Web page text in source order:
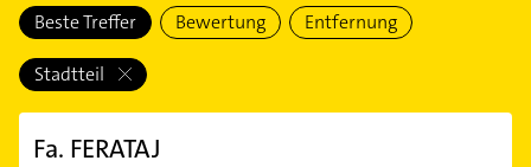
Beste Treffer Bewertung Entfernung
Stadtteil
Fa. FERATAJ